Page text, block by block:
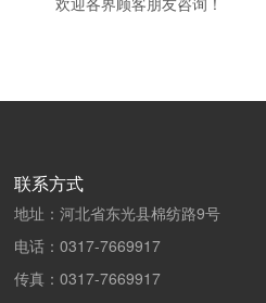
联系方式
地址：河北省东光县棉纺路9号
电话：0317-7669917
传真：0317-7669917